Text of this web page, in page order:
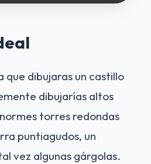
que dibujaras un castillo
dibujarías altos
torres redondas
puntiagudos, un
vez algunas gárgolas.